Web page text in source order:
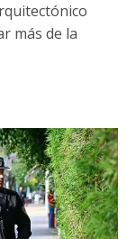
más de la